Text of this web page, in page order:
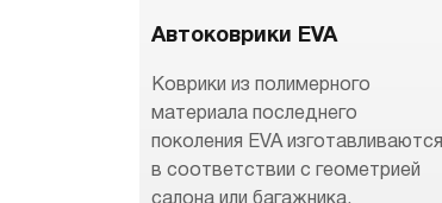
Автоковрики EVA
Коврики из полимерного
материала последнего
поколения EVA изготавливаются
в соответствии с геометрией
салона или багажника.